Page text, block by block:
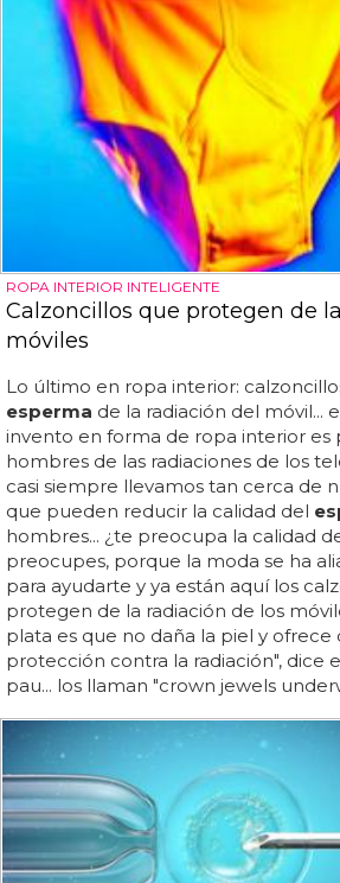
ROPA INTERIOR INTELIGENTE
Calzoncillos que protegen de
móviles
Lo último en ropa interior:
esperma de la radiación del móvil...
invento en forma de ropa interior es
hombres de las radiaciones de los
casi siempre llevamos tan cerca de
que pueden reducir la calidad del
hombres... ¿te preocupa la calidad
preocupes, porque la moda se ha
para ayudarte y ya están aquí los
protegen de la radiación de los
plata es que no daña la piel y ofrece
protección contra la radiación", dice
pau... los llaman "crown jewels